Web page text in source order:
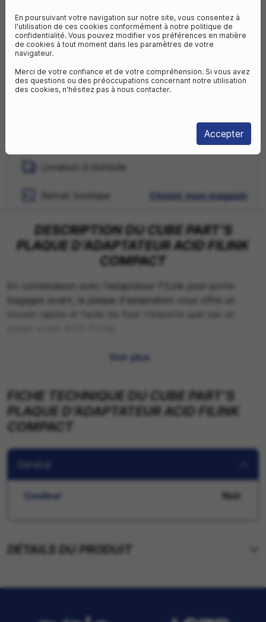
En poursuivant votre navigation sur notre site, vous consentez à
l'utilisation de ces cookies conformément à notre politique de
confidentialité. Vous pouvez modifier vos préférences en matière
de cookies à tout moment dans les paramètres de votre
navigateur.
Merci de votre confiance et de votre compréhension. Si vous avez
des questions ou des préoccupations concernant notre utilisation
des cookies, n'hésitez pas à nous contacter.
Accepter
Référence :CUB-093165-0000-00
9,95 €
SÉLECTIONNEZ VOTRE TAILLE FR :
Taille Unique
Livraison à domicile
Retrait boutique Choisir mon magasin
DESCRIPTION DU CUBE PART'S
PLAQUE D'ADAPTATEUR ACID FILINK
COMPACT
En combinaison avec l'adaptateur FILink pour porte-
bagages avant, la plaque d'adaptation vous offre un
Voir plus
FICHE TECHNIQUE DU CUBE PART'S
PLAQUE D'ADAPTATEUR ACID FILINK
COMPACT
Général
Couleur Noir
DÉTAILS DU PRODUIT